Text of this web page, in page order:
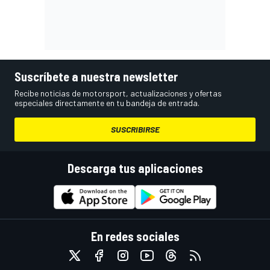
Suscríbete a nuestra newsletter
Recibe noticias de motorsport, actualizaciones y ofertas
especiales directamente en tu bandeja de entrada.
SUSCRIBIRSE
Descarga tus aplicaciones
En redes sociales